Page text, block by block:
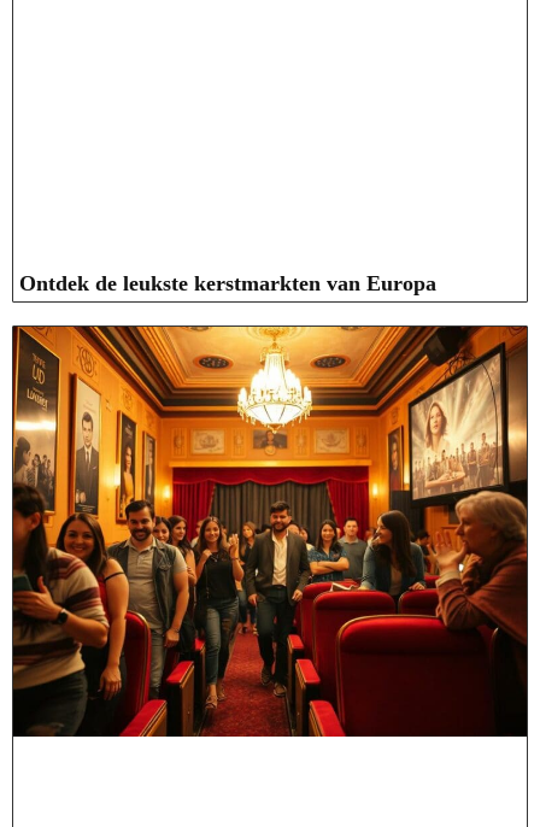
Ontdek de leukste kerstmarkten van Europa